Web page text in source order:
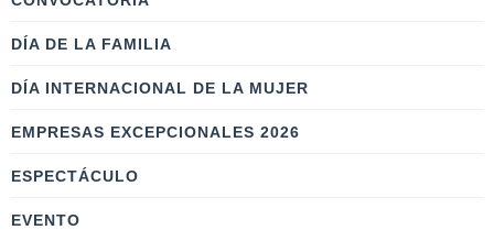
DÍA DE LA FAMILIA
DÍA INTERNACIONAL DE LA MUJER
EMPRESAS EXCEPCIONALES 2026
ESPECTÁCULO
EVENTO